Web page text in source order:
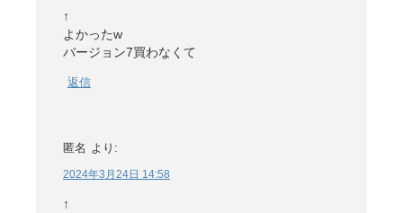
↑
よかったw
バージョン7買わなくて
返信
匿名 より:
2024年3月24日 14:58
↑